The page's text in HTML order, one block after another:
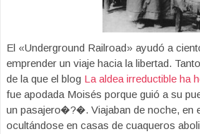
El «Underground Railroad» ayudó a
emprender un viaje hacia la libertad.
de la que el blog La aldea irreductible ha
fue apodada Moisés porque guió a su
un pasajero�?�. Viajaban de noche, en
ocultándose en casas de cuaqueros